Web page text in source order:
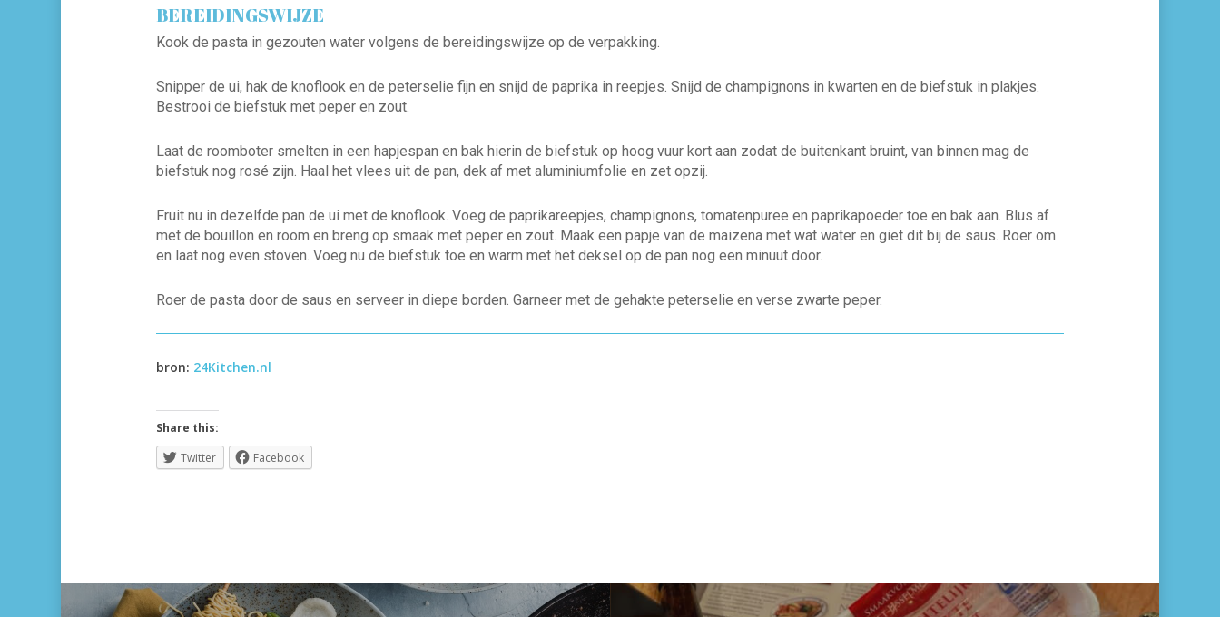
BEREIDINGSWIJZE
Kook de pasta in gezouten water volgens de bereidingswijze op de verpakking.
Snipper de ui, hak de knoflook en de peterselie fijn en snijd de paprika in reepjes. Snijd de champignons in kwarten en de biefstuk in plakjes.
Bestrooi de biefstuk met peper en zout.
Laat de roomboter smelten in een hapjespan en bak hierin de biefstuk op hoog vuur kort aan zodat de buitenkant bruint, van binnen mag de
biefstuk nog rosé zijn. Haal het vlees uit de pan, dek af met aluminiumfolie en zet opzij.
Fruit nu in dezelfde pan de ui met de knoflook. Voeg de paprikareepjes, champignons, tomatenpuree en paprikapoeder toe en bak aan. Blus af
met de bouillon en room en breng op smaak met peper en zout. Maak een papje van de maizena met wat water en giet dit bij de saus. Roer om
en laat nog even stoven. Voeg nu de biefstuk toe en warm met het deksel op de pan nog een minuut door.
Roer de pasta door de saus en serveer in diepe borden. Garneer met de gehakte peterselie en verse zwarte peper.
bron: 24Kitchen.nl
Share this:
Twitter
Facebook